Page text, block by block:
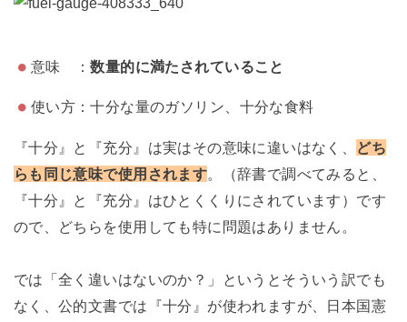
意味 ：数量的に満たされていること
使い方：十分な量のガソリン、十分な食料
『十分』と『充分』は実はその意味に違いはなく、 どち
らも同じ意味で使用されます。（辞書で調べてみると、
『十分』と『充分』はひとくくりにされています）です
ので、どちらを使用しても特に問題はありません。
では「全く違いはないのか？」というとそういう訳でも
なく、公的文書では『十分』が使われますが、日本国憲